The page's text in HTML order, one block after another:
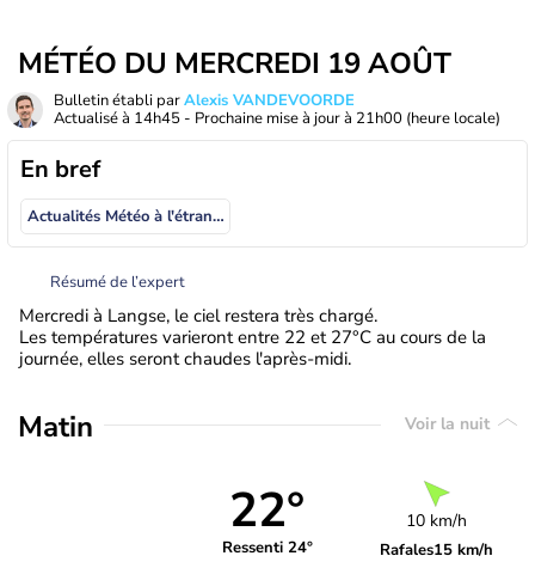
MÉTÉO DU MERCREDI 19 AOÛT
Bulletin établi parAlexis VANDEVOORDE
Actualisé à 14h45 - Prochaine mise à jour à 21h00 (heure locale)
En bref
Actualités Météo à l'étranger
Résumé de l’expert
Mercredi à Langse, le ciel restera très chargé.
Les températures varieront entre 22 et 27°C au cours de la
journée, elles seront chaudes l'après-midi.
Matin Voir la nuit
22°
Ressenti 24°
10 km/h
Rafales15 km/h